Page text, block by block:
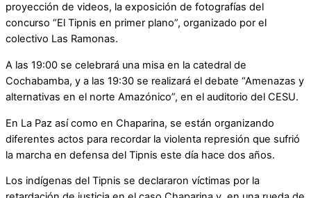
proyección de videos, la exposición de fotografías del
concurso “El Tipnis en primer plano”, organizado por el
colectivo Las Ramonas.
A las 19:00 se celebrará una misa en la catedral de
Cochabamba, y a las 19:30 se realizará el debate “Amenazas y
alternativas en el norte Amazónico”, en el auditorio del CESU.
En La Paz así como en Chaparina, se están organizando
diferentes actos para recordar la violenta represión que sufrió
la marcha en defensa del Tipnis este día hace dos años.
Los indígenas del Tipnis se declararon víctimas por la